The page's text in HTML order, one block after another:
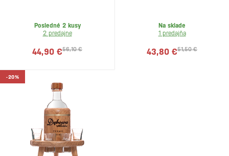
Posledné 2 kusy
2 predajne
56,10 €
44,90 €
Na sklade
1 predajňa
51,50 €
43,80 €
-20%